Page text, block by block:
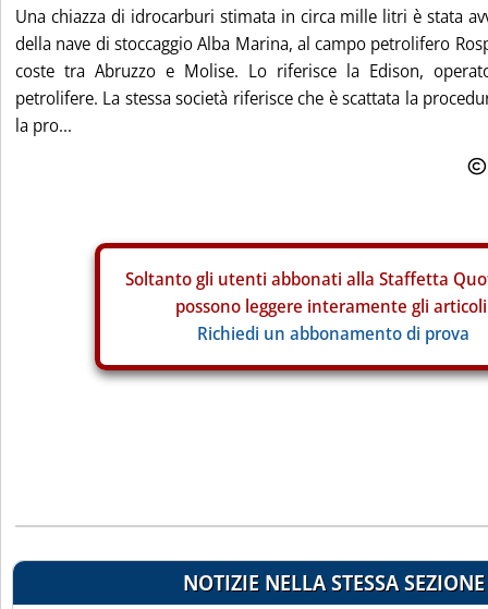
Una chiazza di idrocarburi stimata in circa mille litri è stata
della nave di stoccaggio Alba Marina, al campo petrolifero
coste tra Abruzzo e Molise. Lo riferisce la Edison,
petrolifere. La stessa società riferisce che è scattata la
la pro...
Soltanto gli utenti abbonati alla Staffetta
possono leggere interamente gli
Richiedi un abbonamento di prova
NOTIZIE NELLA STESSA SEZIONE